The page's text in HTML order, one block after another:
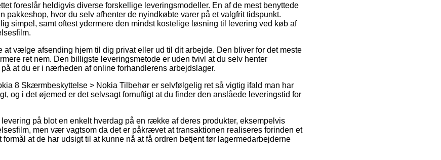
foreslår heldigvis diverse forskellige leveringsmodeller. En af de mest benyttede
pakkeshop, hvor du selv afhenter de nyindkøbte varer på et valgfrit tidspunkt.
simpel, samt oftest ydermere den mindst kostelige løsning til levering ved køb af
at vælge afsending hjem til dig privat eller ud til dit arbejde. Den bliver for det meste
ret nem. Den billigste leveringsmetode er uden tvivl at du selv henter
at du er i nærheden af online forhandlerens arbejdslager.
8 Skærmbeskyttelse > Nokia Tilbehør er selvfølgelig ret så vigtig ifald man har
og i det øjemed er det selvsagt fornuftigt at du finder den anslåede leveringstid for
på blot en enkelt hverdag på en række af deres produkter, eksempelvis
men vær vagtsom da det er påkrævet at transaktionen realiseres forinden et
at de har udsigt til at kunne nå at få ordren betjent før lagermedarbejderne